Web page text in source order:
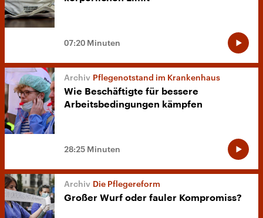
07:20 Minuten
Pflegenotstand im Krankenhaus
Wie Beschäftigte für bessere
Arbeitsbedingungen kämpfen
28:25 Minuten
Die Pflegereform
Großer Wurf oder fauler Kompromiss?